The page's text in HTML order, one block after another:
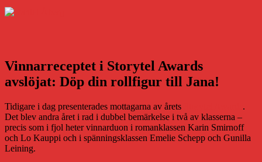
Vinnarreceptet i Storytel Awards
avslöjat: Döp din rollfigur till Jana!
Tidigare i dag presenterades mottagarna av årets
.
Det blev andra året i rad i dubbel bemärkelse i två av klasserna –
precis som i fjol heter vinnarduon i romanklassen Karin Smirnoff
och Lo Kauppi och i spänningsklassen Emelie Schepp och Gunilla
Leining.